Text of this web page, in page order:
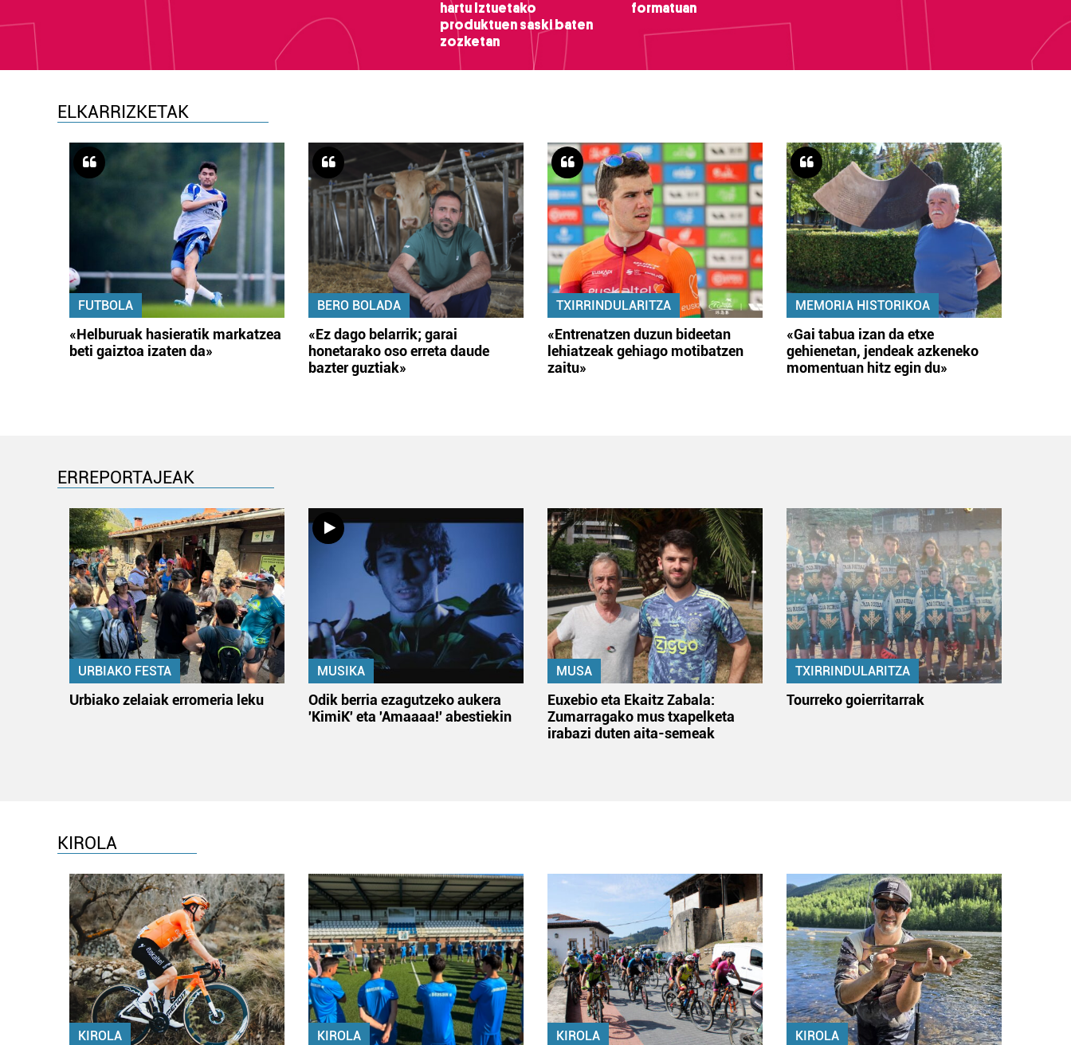
hartu Iztuetako
produktuen saski baten
zozketan
formatuan
ELKARRIZKETAK
FUTBOLA
«Helburuak hasieratik markatzea
beti gaiztoa izaten da»
BERO BOLADA
«Ez dago belarrik; garai
honetarako oso erreta daude
bazter guztiak»
TXIRRINDULARITZA
«Entrenatzen duzun bideetan
lehiatzeak gehiago motibatzen
zaitu»
MEMORIA HISTORIKOA
«Gai tabua izan da etxe
gehienetan, jendeak azkeneko
momentuan hitz egin du»
ERREPORTAJEAK
URBIAKO FESTA
Urbiako zelaiak erromeria leku
MUSIKA
Odik berria ezagutzeko aukera
'KimiK' eta 'Amaaaa!' abestiekin
MUSA
Euxebio eta Ekaitz Zabala:
Zumarragako mus txapelketa
irabazi duten aita-semeak
TXIRRINDULARITZA
Tourreko goierritarrak
KIROLA
KIROLA KIROLA KIROLA KIROLA